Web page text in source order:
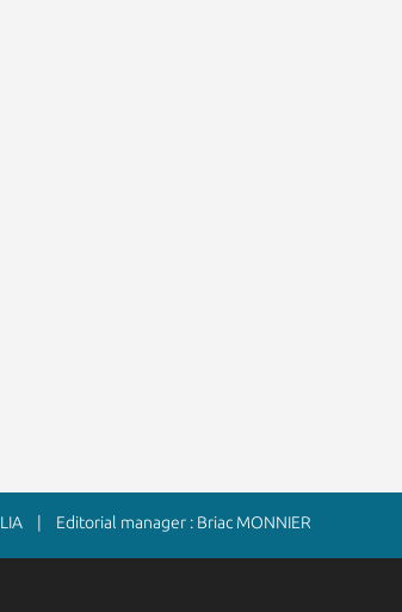
| Editorial manager : Briac MONNIER